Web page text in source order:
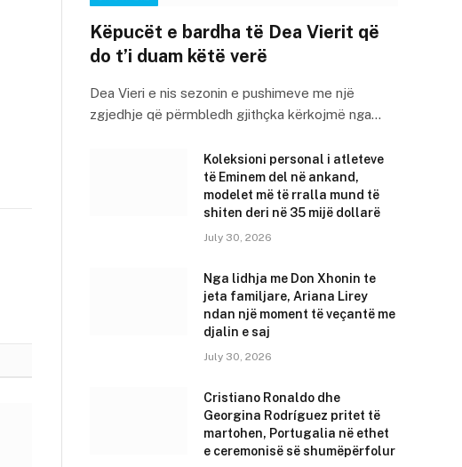
Këpucët e bardha të Dea Vierit që
do t’i duam këtë verë
Dea Vieri e nis sezonin e pushimeve me një
zgjedhje që përmbledh gjithçka kërkojmë nga…
Koleksioni personal i atleteve
të Eminem del në ankand,
modelet më të rralla mund të
shiten deri në 35 mijë dollarë
July 30, 2026
Nga lidhja me Don Xhonin te
jeta familjare, Ariana Lirey
ndan një moment të veçantë me
djalin e saj
July 30, 2026
Cristiano Ronaldo dhe
Georgina Rodríguez pritet të
martohen, Portugalia në ethet
e ceremonisë së shumëpërfolur